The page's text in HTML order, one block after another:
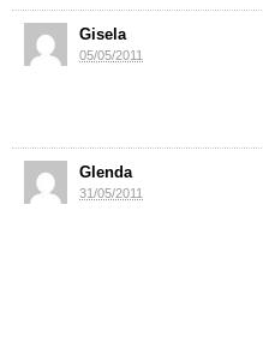
Gisela
05/05/2011
Glenda
31/05/2011